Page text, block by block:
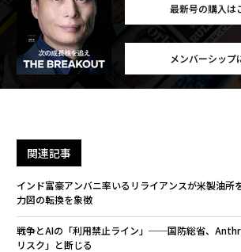
最新号の購入は
メンバーシップ
関連記事
インド富豪アンバニ率いるリライアンスが米製油所
力図の転換を象徴
戦争とAIの「利用禁止ライン」──国防総省、
リスク」と断じる